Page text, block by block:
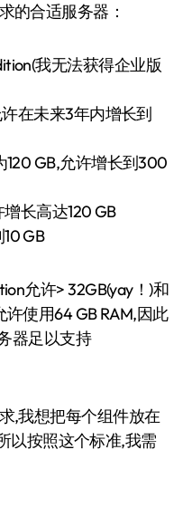
的合适服务器：
我无法获得企业版
在未来3年内增长到
GB,允许增长到300
长高达120 GB
GB
允许> 32GB(yay！)和
许使用64 GB RAM,因此
器足以支持
,我想把每个组件放在
以按照这个标准,我需